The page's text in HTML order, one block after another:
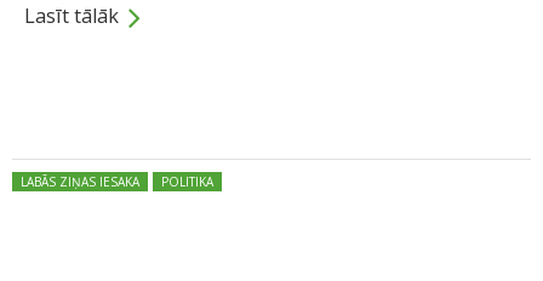
Lasīt tālāk
Posted in:
LABĀS ZIŅAS IESAKA POLITIKA